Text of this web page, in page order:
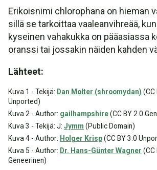
Erikoisnimi chlorophana on hieman
sillä se tarkoittaa vaaleanvihreää,
kyseinen vahakukka on pääasiassa
oranssi tai jossakin näiden kahden
Lähteet:
Kuva 1 - Tekijä: Dan Molter (shroomydan) (CC
Unported)
Kuva 2 - Author: gailhampshire(CC BY 2.0
Kuva 3 - Tekijä: J: Jymm (Public Domain)
Kuva 4 - Author: Holger Krisp(CC BY 3.0
Kuva 5 - Author: Dr. Hans-Günter Wagner (CC
Geneerinen)